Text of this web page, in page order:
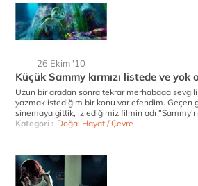
26 Ekim '10
Küçük Sammy kırmızı listede ve yok
Uzun bir aradan sonra tekrar merhabaaa sevgili
yazmak istediğim bir konu var efendim. Geçen
sinemaya gittik, izlediğimiz filmin adı
Kategori : Doğal Hayat / Çevre